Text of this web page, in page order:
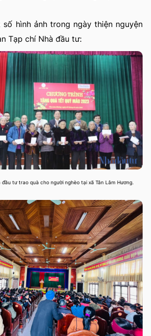
hình ảnh trong ngày thiện nguyện
Tạp chí Nhà đầu tư:
đầu tư trao quà cho người nghèo tại xã Tân Lâm Hương.